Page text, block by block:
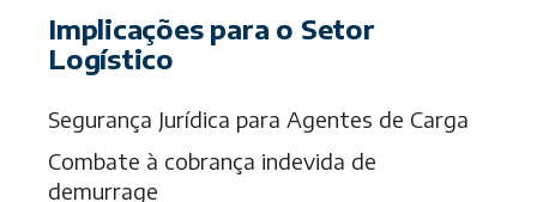
Implicações para o Setor
Logístico
Segurança Jurídica para Agentes de Carga
Combate à cobrança indevida de
demurrage